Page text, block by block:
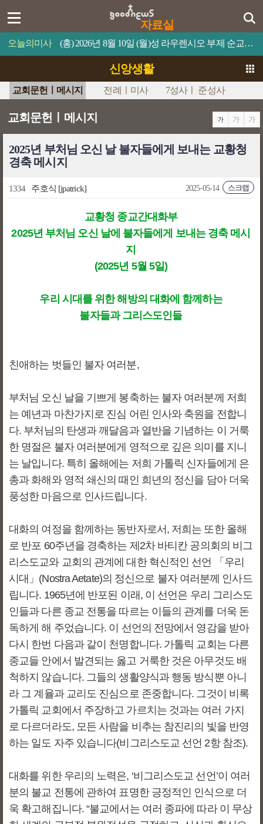
자료실
오늘의미사 (홍) 2026년 8월 10일 (월)성 라우렌시오 부제 순교자 축일누구든지 나를 섬기면 아버지께서 그를 존중해 주실 것이다.
신앙생활
교회문헌ㅣ메시지 전례ㅣ미사 7성사ㅣ 준성사
교회문헌ㅣ메시지
2025년 부처님 오신 날 불자들에게 보내는 교황청
경축 메시지
1334 주호식 [jpatrick] 스크랩
2025-05-14
교황청 종교간대화부
2025년 부처님 오신 날에 불자들에게 보내는 경축 메시
지
(2025년 5월 5일)
우리 시대를 위한 해방의 대화에 함께하는
불자들과 그리스도인들
친애하는 벗들인 불자 여러분,
부처님 오신 날을 기쁘게 봉축하는 불자 여러분께 저희
는 예년과 마찬가지로 진심 어린 인사와 축원을 전합니
다. 부처님의 탄생과 깨달음과 열반을 기념하는 이 거룩
한 명절은 불자 여러분에게 영적으로 깊은 의미를 지니
는 날입니다. 특히 올해에는 저희 가톨릭 신자들에게 은
총과 화해와 영적 쇄신의 때인 희년의 정신을 담아 더욱
풍성한 마음으로 인사드립니다.
대화의 여정을 함께하는 동반자로서, 저희는 또한 올해
로 반포 60주년을 경축하는 제2차 바티칸 공의회의 비그
리스도교와 교회의 관계에 대한 혁신적인 선언 「우리
시대」(Nostra Aetate)의 정신으로 불자 여러분께 인사드
립니다. 1965년에 반포된 이래, 이 선언은 우리 그리스도
인들과 다른 종교 전통을 따르는 이들의 관계를 더욱 돈
독하게 해 주었습니다. 이 선언의 전망에서 영감을 받아
다시 한번 다음과 같이 천명합니다. 가톨릭 교회는 다른
종교들 안에서 발견되는 옳고 거룩한 것은 아무것도 배
척하지 않습니다. 그들의 생활양식과 행동 방식뿐 아니
라 그 계율과 교리도 진심으로 존중합니다. 그것이 비록
가톨릭 교회에서 주장하고 가르치는 것과는 여러 가지
로 다르더라도, 모든 사람을 비추는 참진리의 빛을 반영
하는 일도 자주 있습니다(비그리스도교 선언 2항 참조).
대화를 위한 우리의 노력은, ‘비그리스도교 선언’이 여러
분의 불교 전통에 관하여 표명한 긍정적인 인식으로 더
욱 확고해집니다. “불교에서는 여러 종파에 따라 이 무상